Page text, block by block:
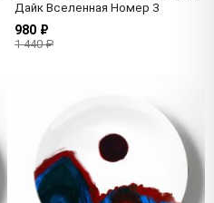
Дайк Вселенная Номер 3
980 ₽
1 440 ₽